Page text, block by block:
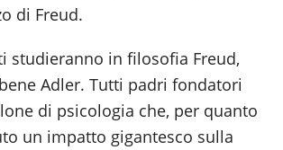
di Freud.
studieranno in filosofia Freud,
Adler. Tutti padri fondatori
di psicologia che, per quanto
un impatto gigantesco sulla